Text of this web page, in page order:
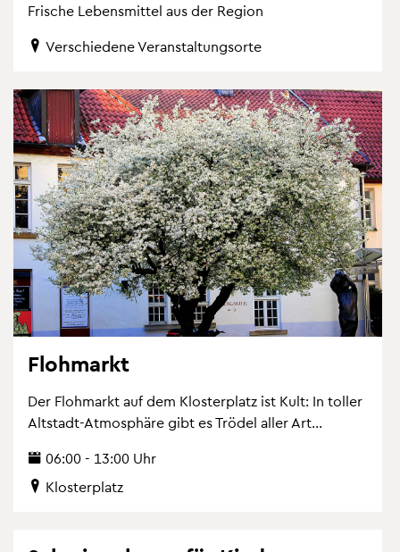
Fri­sche Le­bens­mit­tel aus der Re­gi­on
Ver­schie­de­ne Ver­an­stal­tungs­or­te
Floh­markt
Der Floh­markt auf dem Klos­ter­platz ist Kult: In tol­ler
Alt­stadt-At­mo­sphä­re gibt es Trö­del aller Art...
06:00 - 13:00 Uhr
Klos­ter­platz